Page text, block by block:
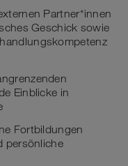
Partner*innen
Geschick sowie
Einblicke in
Fortbildungen
persönliche